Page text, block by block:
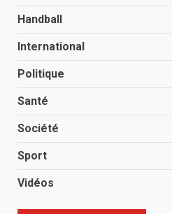
Handball
International
Politique
Santé
Société
Sport
Vidéos